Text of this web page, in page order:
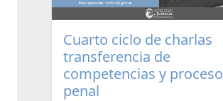
Cuarto ciclo de charlas
transferencia de
competencias y proceso
penal